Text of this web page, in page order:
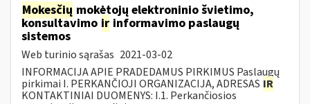
Mokesčių mokėtojų elektroninio švietimo,
konsultavimo ir informavimo paslaugų
sistemos
Web turinio sąrašas 2021-03-02
INFORMACIJA APIE PRADEDAMUS PIRKIMUS Paslaugų
pirkimai I. PERKANČIOJI ORGANIZACIJA, ADRESAS IR
KONTAKTINIAI DUOMENYS: I.1. Perkančiosios